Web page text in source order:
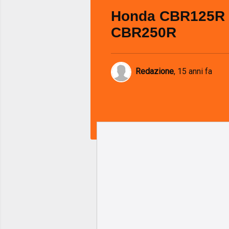
Honda CBR125R
CBR250R
Redazione, 15 anni fa